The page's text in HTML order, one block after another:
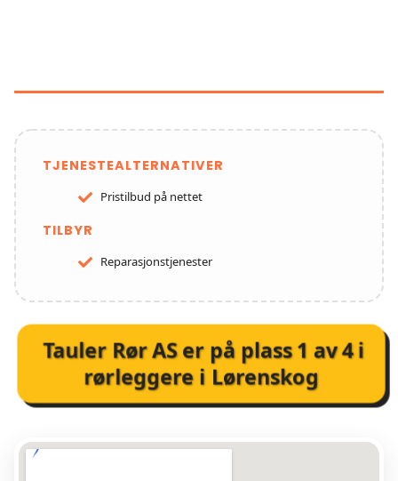
TJENESTEALTERNATIVER
Pristilbud på nettet
TILBYR
Reparasjonstjenester
Tauler Rør ASer på plass1 av4i
rørleggere i Lørenskog